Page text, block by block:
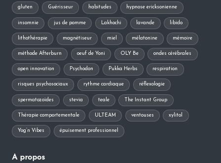
gluten Guérisseur habitudes hypnose ericksonienne
insomnie jus de pomme Lakhochi lavande libido
lithothérapie magnétiseur miel mélatonine mémoire
méthode Afterburn oeuf de Yoni OLY Be ondes cérébrales
open innovation Psychodon Pukka Herbs respiration
risques psychosociaux rythme cardiaque réflexologie
spermatozoïdes stevia teale The Instant Group
Thérapie comportementale ULTEAM ventouses xylitol
Yog’n Vibes épuisement professionnel
A propos